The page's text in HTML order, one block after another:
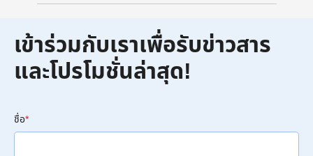
เข้าร่วมกับเราเพื่อรับข่าวสาร
และโปรโมชั่นล่าสุด!
ชื่อ*